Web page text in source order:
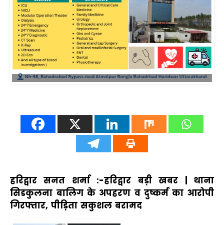
हरिद्वार सनत शर्मा :-हरिद्वार बड़ी खबर | थाना
सिडकुलना बालिग के अपहरण व दुष्कर्म का आरोपी
गिरफ्तार, पीड़िता सकुशल बरामद